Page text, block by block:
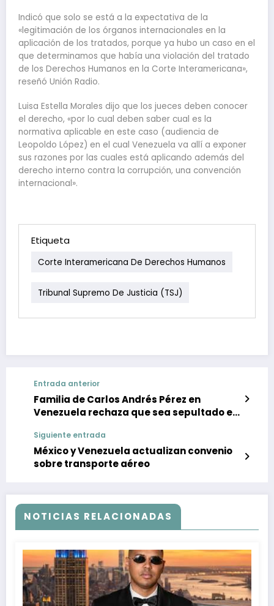
Indicó que solo se está a la expectativa de la
«legitimación de los órganos internacionales en la
aplicación de los tratados, porque ya hubo un caso en el
que determinamos que había una violación del tratado
de los Derechos Humanos en la Corte Interamericana»,
reseñó Unión Radio.
Luisa Estella Morales dijo que los jueces deben conocer
el derecho, «por lo cual deben saber cual es la
normativa aplicable en este caso (audiencia de
Leopoldo López) en el cual Venezuela va allí a exponer
sus razones por las cuales está aplicando además del
derecho interno contra la corrupción, una convención
internacional».
Etiqueta
Corte Interamericana De Derechos Humanos
Tribunal Supremo De Justicia (TSJ)
Entrada anterior
Familia de Carlos Andrés Pérez en
Venezuela rechaza que sea sepultado en
Siguiente entrada
México y Venezuela actualizan convenio
sobre transporte aéreo
NOTICIAS RELACIONADAS